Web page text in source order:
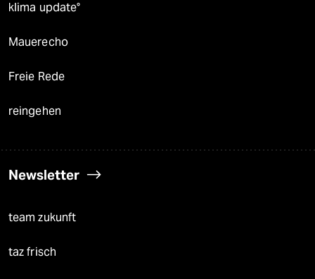
klima update°
Mauerecho
Freie Rede
reingehen
Newsletter
team zukunft
taz frisch